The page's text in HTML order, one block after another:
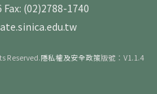
Fax: (02)2788-1740
Reserved.隱私權及安全政策版號：V1.1.4